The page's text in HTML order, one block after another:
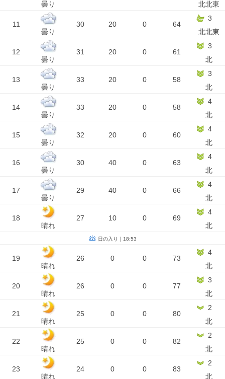
曇り
北北東
11
曇り
30 20 0 64
3
北北東
12
曇り
31 20 0 61
3
北
13
曇り
33 20 0 58
3
北
14
曇り
33 20 0 58
4
北
15
曇り
32 20 0 60
4
北
16
曇り
30 40 0 63
4
北
17
曇り
29 40 0 66
4
北
18
晴れ
27 10 0 69
4
北
日の入り｜18:53
19
晴れ
26 0 0 73
4
北
20
晴れ
26 0 0 77
3
北
21
晴れ
25 0 0 80
2
北
22
晴れ
25 0 0 82
2
北
23
晴れ
24 0 0 83
2
北